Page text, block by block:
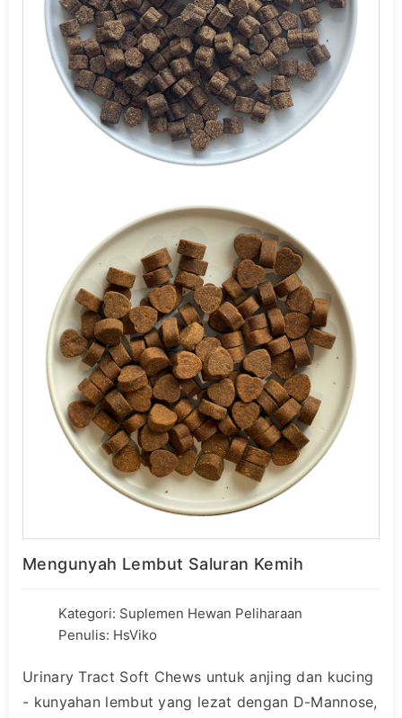
Mengunyah Lembut Saluran Kemih
Kategori: Suplemen Hewan Peliharaan
Penulis: HsViko
Urinary Tract Soft Chews untuk anjing dan kucing
- kunyahan lembut yang lezat dengan D-Mannose,